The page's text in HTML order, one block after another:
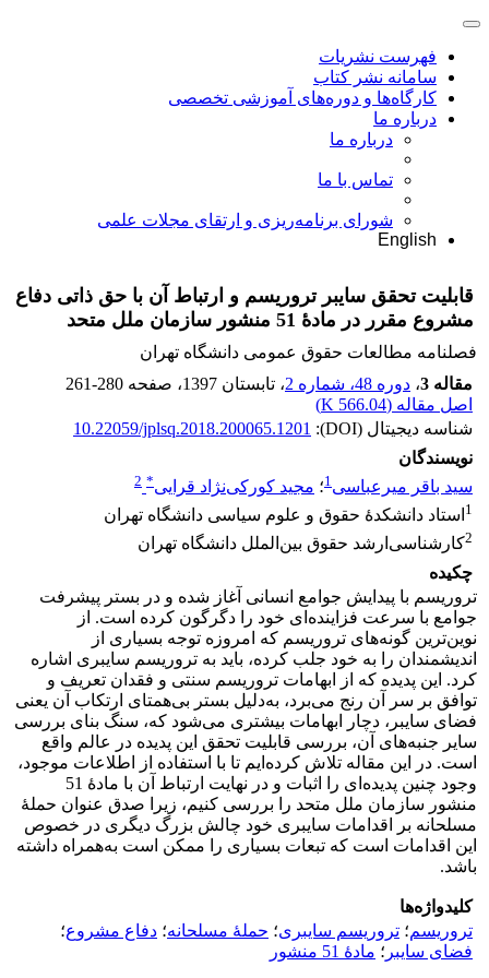
فهرست نشریات
سامانه نشر کتاب
کارگاه‌ها و دوره‌های آموزشی تخصصی
درباره ما
درباره ما
تماس با ما
شورای برنامه‌ریزی و ارتقای مجلات علمی
English
قابلیت تحقق سایبر تروریسم و ارتباط آن با حق ذاتی دفاع
مشروع مقرر در مادۀ 51 منشور سازمان ملل متحد
فصلنامه مطالعات حقوق عمومی دانشگاه تهران
مقاله 3
، دوره 48، شماره 2 ، تابستان 1397 ، صفحه 261-280
اصل مقاله (566.04 K
)
شناسه دیجیتال (DOI):
10.22059/jplsq.2018.200065.1201
نویسندگان
سید باقر میرعباسی1؛ مجید کورکی‌نژاد قرایی*
2
1 استاد دانشکدۀ حقوق و علوم سیاسی دانشگاه تهران
2کارشناسی‌ارشد حقوق بین‌الملل دانشگاه تهران
چکیده
تروریسم با پیدایش جوامع انسانی آغاز شده و در بستر پیشرفت
جوامع با سرعت فزاینده‌ای خود را دگرگون کرده است. از
نوین‌ترین گونه‌های تروریسم که امروزه توجه بسیاری از
اندیشمندان را به خود جلب کرده، باید به تروریسم سایبری اشاره
کرد. این پدیده که از ابهامات تروریسم سنتی و فقدان تعریف و
توافق بر سر آن رنج می‌برد، به‌دلیل بستر بی‌همتای ارتکاب آن یعنی
فضای سایبر، دچار ابهامات بیشتری می‌شود که، سنگ بنای بررسی
سایر جنبه‌های آن، بررسی قابلیت تحقق این پدیده در عالم واقع
است. در این مقاله تلاش کرده‌ایم تا با استفاده از اطلاعات موجود،
وجود چنین پدیده‌ای را اثبات و در نهایت ارتباط آن با مادۀ 51
منشور سازمان ملل متحد را بررسی کنیم، زیرا صدق عنوان حملۀ
مسلحانه بر اقدامات سایبری خود چالش بزرگ دیگری در خصوص
این اقدامات است که تبعات بسیاری را ممکن است به‌همراه داشته
باشد.
کلیدواژه‌ها
تروریسم؛ تروریسم سایبری؛ حملۀ مسلحانه؛ دفاع مشروع؛
فضای سایبر ؛ مادۀ 51 منشور